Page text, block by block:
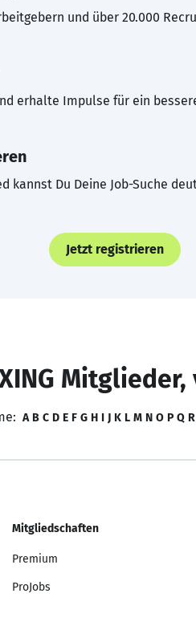
und über 20.000
erhalte Impulse für ein
kannst Du Deine Job-Suche
Jetzt registrieren
Mitglieder,
A B C D E F G H I J K L M N O P Q R
Mitgliedschaften
Premium
ProJobs